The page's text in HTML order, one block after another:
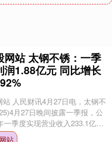
网站 太钢不锈：一季
润1.88亿元 同比增长
站 人民财讯4月27日电，太钢不
月27日晚间披露一季报，公
一季度实现营业收入233.1亿
降4.71%；净利润1....
站